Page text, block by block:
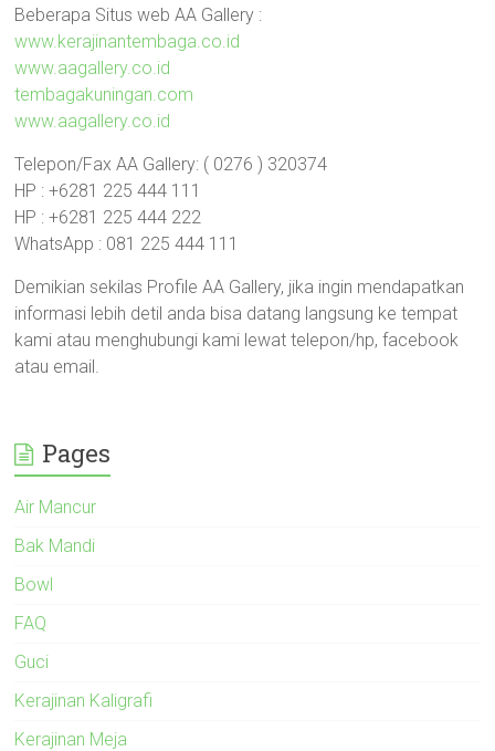
Beberapa Situs web AA Gallery :
www.kerajinantembaga.co.id
www.aagallery.co.id
tembagakuningan.com
www.aagallery.co.id
Telepon/Fax AA Gallery: ( 0276 ) 320374
HP : +6281 225 444 111
HP : +6281 225 444 222
WhatsApp : 081 225 444 111
Demikian sekilas Profile AA Gallery, jika ingin mendapatkan
informasi lebih detil anda bisa datang langsung ke tempat
kami atau menghubungi kami lewat telepon/hp, facebook
atau email.
Pages
Air Mancur
Bak Mandi
Bowl
FAQ
Guci
Kerajinan Kaligrafi
Kerajinan Meja